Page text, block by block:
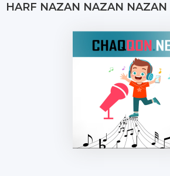
HARF NAZAN NAZAN NAZAN